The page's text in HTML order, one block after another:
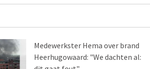
Medewerkster Hema over brand
Heerhugowaard: "We dachten al: